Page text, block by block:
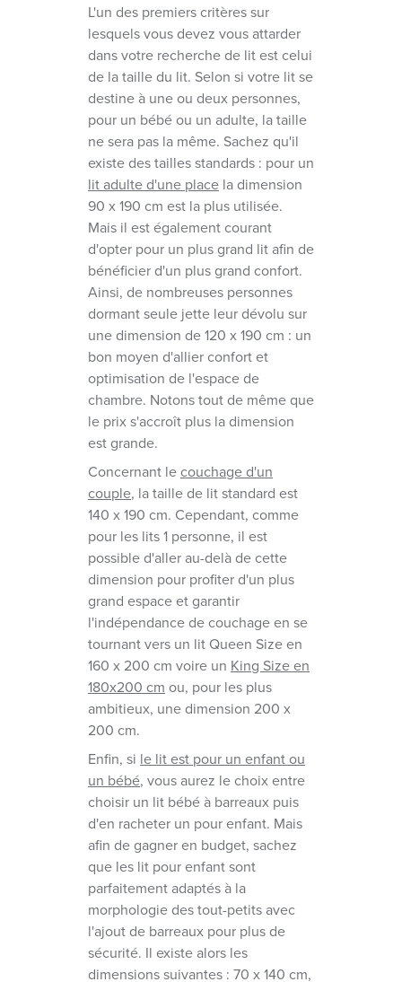
L'un des premiers critères sur
lesquels vous devez vous attarder
dans votre recherche de lit est celui
de la taille du lit. Selon si votre lit se
destine à une ou deux personnes,
pour un bébé ou un adulte, la taille
ne sera pas la même. Sachez qu'il
existe des tailles standards : pour un
lit adulte d'une place la dimension
90 x 190 cm est la plus utilisée.
Mais il est également courant
d'opter pour un plus grand lit afin de
bénéficier d'un plus grand confort.
Ainsi, de nombreuses personnes
dormant seule jette leur dévolu sur
une dimension de 120 x 190 cm : un
bon moyen d'allier confort et
optimisation de l'espace de
chambre. Notons tout de même que
le prix s'accroît plus la dimension
est grande.
Concernant lecouchage d'un
couple, la taille de lit standard est
140 x 190 cm. Cependant, comme
pour les lits 1 personne, il est
possible d'aller au-delà de cette
dimension pour profiter d'un plus
grand espace et garantir
l'indépendance de couchage en se
tournant vers un lit Queen Size en
160 x 200 cm voire un King Size en
180x200 cm ou, pour les plus
ambitieux, une dimension 200 x
200 cm.
Enfin, si le lit est pour un enfant ou
un bébé, vous aurez le choix entre
choisir un lit bébé à barreaux puis
d'en racheter un pour enfant. Mais
afin de gagner en budget, sachez
que les lit pour enfant sont
parfaitement adaptés à la
morphologie des tout-petits avec
l'ajout de barreaux pour plus de
sécurité. Il existe alors les
dimensions suivantes : 70 x 140 cm,